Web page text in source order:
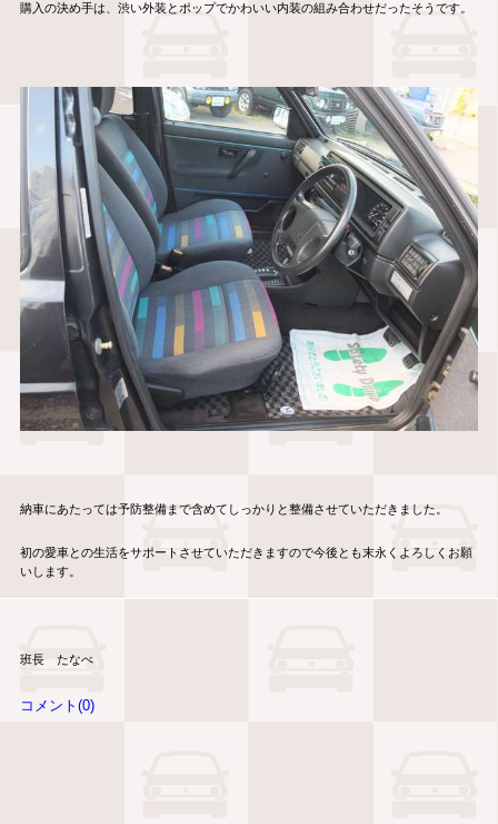
購入の決め手は、渋い外装とポップでかわいい内装の組み合わせだったそうです。
納車にあたっては予防整備まで含めてしっかりと整備させていただきました。
初の愛車との生活をサポートさせていただきますので今後とも末永くよろしくお願
いします。
班長 たなべ
コメント(0)